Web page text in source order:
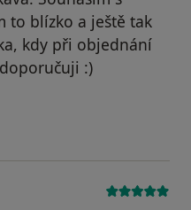
to blízko a ještě tak
kdy při objednání
:)
Pacient